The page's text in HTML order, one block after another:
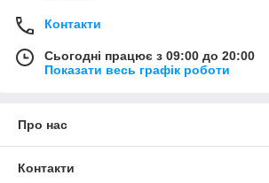
Контакти
Сьогодні працює з 09:00 до 20:00
Показати весь графік роботи
Про нас
Контакти